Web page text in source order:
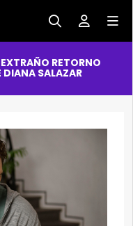
EXTRAÑO RETORNO
DIANA SALAZAR